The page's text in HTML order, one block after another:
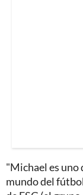
"Michael es uno
mundo del